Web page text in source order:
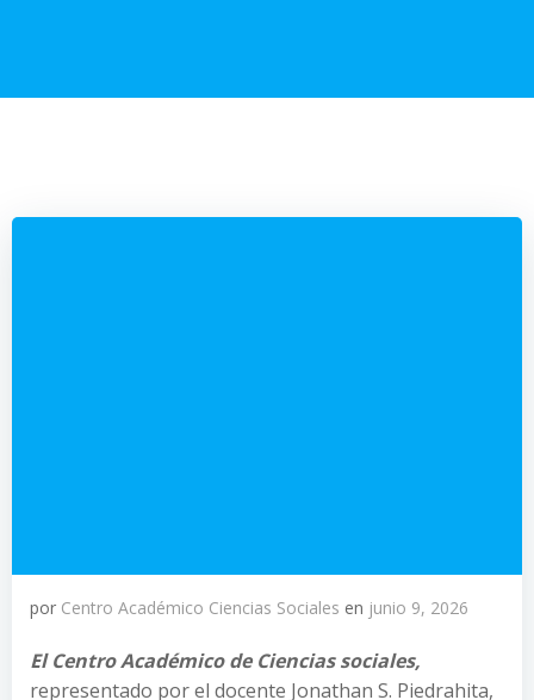
por Centro Académico Ciencias Sociales en junio 9, 2026
El Centro Académico de Ciencias sociales,
representado por el docente Jonathan S. Piedrahita,